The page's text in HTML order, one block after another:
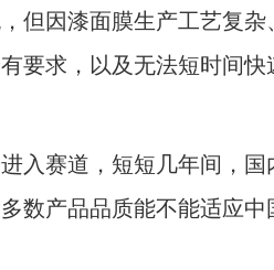
因漆面膜生产工艺复杂
要求，以及无法短时间
赛道，短短几年间，国
数产品品质能不能适应